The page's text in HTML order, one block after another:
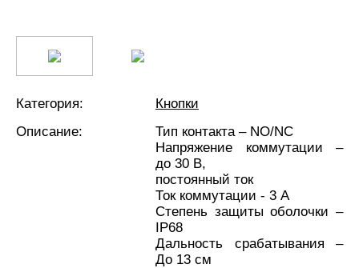
Категория:
Кнопки
Описание:
Тип контакта – NO/NC
Напряжение коммутации –
до 30 В,
постоянный ток
Ток коммутации - 3 А
Степень защиты оболочки –
IP68
Дальность срабатывания –
До 13 см